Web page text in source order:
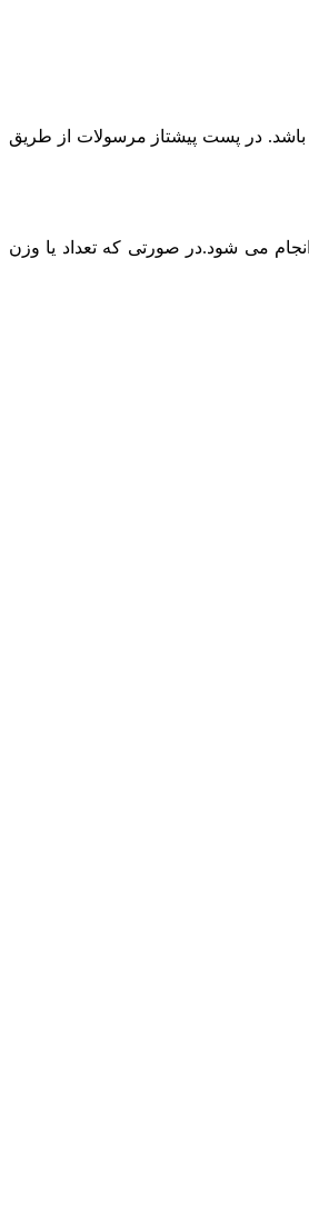
به بعد مسافت مقصد ارسال مرسوله زمان تحویل بسته پستی بین ۲۴ الی ۷۲ ساعت متغیر می باشد. در پست پیشتاز مرسولات از طریق
می شود.در صورتی که تعداد یا وزن